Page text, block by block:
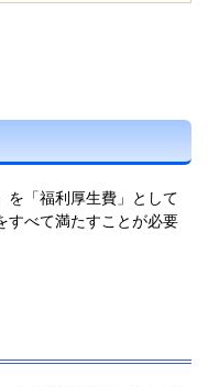
を「福利厚生費」として
すべて満たすことが必要